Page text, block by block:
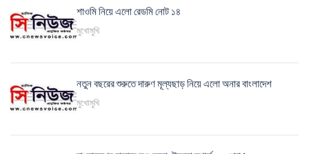
শাওমি নিয়ে এলো রেডমি নোট ১৪
মুখোমুখি
নতুন বছরের শুরুতে দারুণ মূল্যছাড় নিয়ে এলো অনার বাংলাদেশ
মুখোমুখি